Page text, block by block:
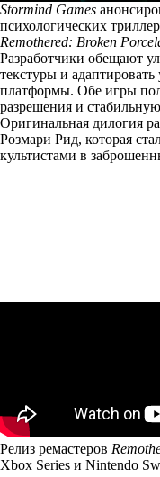
Stormind Games
психологических
Remothered: Broken
Разработчики обещают
текстуры и
платформы. Обе игры
разрешения и
Оригинальная дилогия
Розмари Рид, которая
культистами в
Релиз ремастеров
Xbox Series и Nintendo